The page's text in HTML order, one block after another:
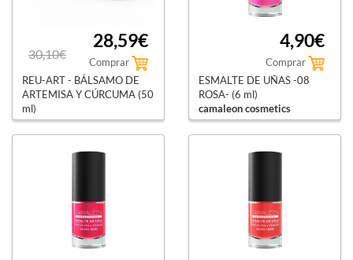
30,10€
28,59€
Comprar
REU-ART - BÁLSAMO DE
ARTEMISA Y CÚRCUMA (50
ml)
rhatma
4,90€
Comprar
ESMALTE DE UÑAS -08
ROSA- (6 ml)
camaleon cosmetics